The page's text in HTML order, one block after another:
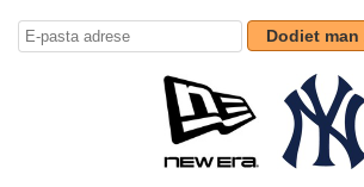
Dodiet man